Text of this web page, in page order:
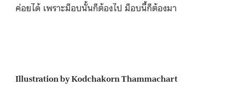
ค่อยได้ เพราะม็อบนั้นก็ต้องไป ม็อบนี้ก็ต้องมา
Illustration by Kodchakorn Thammachart